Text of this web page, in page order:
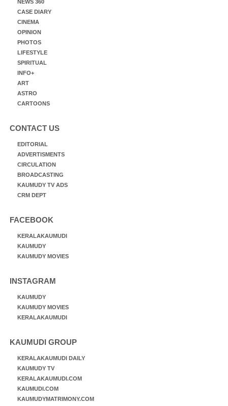
NEWS 360
CASE DIARY
CINEMA
OPINION
PHOTOS
LIFESTYLE
SPIRITUAL
INFO+
ART
ASTRO
CARTOONS
CONTACT US
EDITORIAL
ADVERTISMENTS
CIRCULATION
BROADCASTING
KAUMUDY TV ADS
CRM DEPT
FACEBOOK
KERALAKAUMUDI
KAUMUDY
KAUMUDY MOVIES
INSTAGRAM
KAUMUDY
KAUMUDY MOVIES
KERALAKAUMUDI
KAUMUDI GROUP
KERALAKAUMUDI DAILY
KAUMUDY TV
KERALAKAUMUDI.COM
KAUMUDI.COM
KAUMUDYMATRIMONY.COM